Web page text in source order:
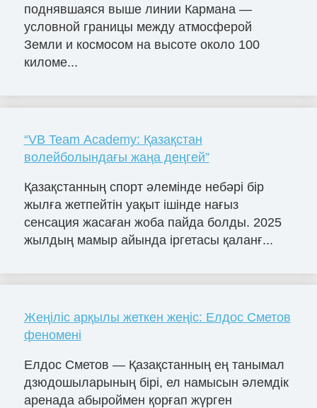
поднявшаяся выше линии Кармана —
условной границы между атмосферой
Земли и космосом на высоте около 100
киломе...
“VB Team Academy: Қазақстан
волейболындағы жаңа деңгей”
Қазақстанның спорт әлемінде небәрі бір
жылға жетпейтін уақыт ішінде нағыз
сенсация жасаған жоба пайда болды. 2025
жылдың мамыр айында іргетасы қаланғ...
Жеңіліс арқылы жеткен жеңіс: Елдос Сметов
феномені
Елдос Сметов — Қазақстанның ең танымал
дзюдошыларының бірі, ел намысын әлемдік
аренада абыроймен қорғап жүрген